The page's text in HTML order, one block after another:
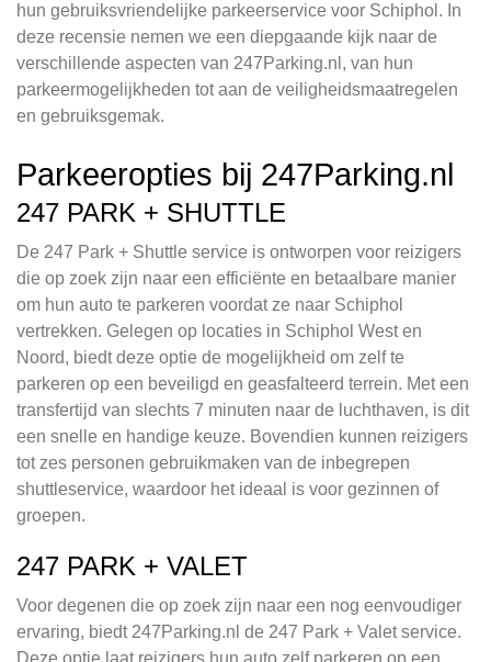
hun gebruiksvriendelijke parkeerservice voor Schiphol. In
deze recensie nemen we een diepgaande kijk naar de
verschillende aspecten van 247Parking.nl, van hun
parkeermogelijkheden tot aan de veiligheidsmaatregelen
en gebruiksgemak.
Parkeeropties bij 247Parking.nl
247 PARK + SHUTTLE
De 247 Park + Shuttle service is ontworpen voor reizigers
die op zoek zijn naar een efficiënte en betaalbare manier
om hun auto te parkeren voordat ze naar Schiphol
vertrekken. Gelegen op locaties in Schiphol West en
Noord, biedt deze optie de mogelijkheid om zelf te
parkeren op een beveiligd en geasfalteerd terrein. Met een
transfertijd van slechts 7 minuten naar de luchthaven, is dit
een snelle en handige keuze. Bovendien kunnen reizigers
tot zes personen gebruikmaken van de inbegrepen
shuttleservice, waardoor het ideaal is voor gezinnen of
groepen.
247 PARK + VALET
Voor degenen die op zoek zijn naar een nog eenvoudiger
ervaring, biedt 247Parking.nl de 247 Park + Valet service.